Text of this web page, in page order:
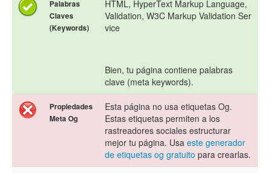
Palabras
Claves
(Keywords)
HTML, HyperText Markup Language,
Validation, W3C Markup Validation Ser
vice
Bien, tu página contiene palabras
clave (meta keywords).
Propiedades
Meta Og
Esta página no usa etiquetas Og.
Estas etiquetas permiten a los
rastreadores sociales estructurar
mejor tu página. Usa este generador
de etiquetas og gratuito para crearlas.